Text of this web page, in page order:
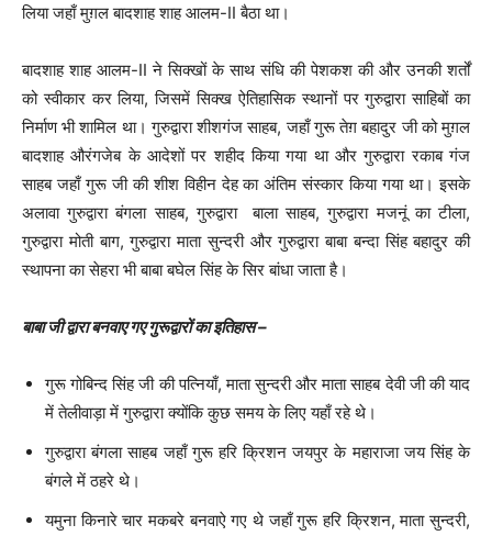
लिया जहाँ मुग़ल बादशाह शाह आलम-II बैठा था।
बादशाह शाह आलम-II ने सिक्खों के साथ संधि की पेशकश की और उनकी शर्तों
को स्वीकार कर लिया, जिसमें सिक्ख ऐतिहासिक स्थानों पर गुरुद्वारा साहिबों का
निर्माण भी शामिल था। गुरुद्वारा शीशगंज साहब, जहाँ गुरू तेग़ बहादुर जी को मुग़ल
बादशाह औरंगजेब के आदेशों पर शहीद किया गया था और गुरुद्वारा रकाब गंज
साहब जहाँ गुरू जी की शीश विहीन देह का अंतिम संस्कार किया गया था। इसके
अलावा गुरुद्वारा बंगला साहब, गुरुद्वारा बाला साहब, गुरुद्वारा मजनूं का टीला,
गुरुद्वारा मोती बाग, गुरुद्वारा माता सुन्दरी और गुरुद्वारा बाबा बन्दा सिंह बहादुर की
स्थापना का सेहरा भी बाबा बघेल सिंह के सिर बांधा जाता है।
बाबा जी द्वारा बनवाए गए गुरूद्वारों का इतिहास –
गुरू गोबिन्द सिंह जी की पत्नियाँ, माता सुन्दरी और माता साहब देवी जी की याद
में तेलीवाड़ा में गुरुद्वारा क्योंकि कुछ समय के लिए यहाँ रहे थे।
गुरुद्वारा बंगला साहब जहाँ गुरू हरि क्रिशन जयपुर के महाराजा जय सिंह के
बंगले में ठहरे थे।
यमुना किनारे चार मकबरे बनवाऐ गए थे जहाँ गुरू हरि क्रिशन, माता सुन्दरी,